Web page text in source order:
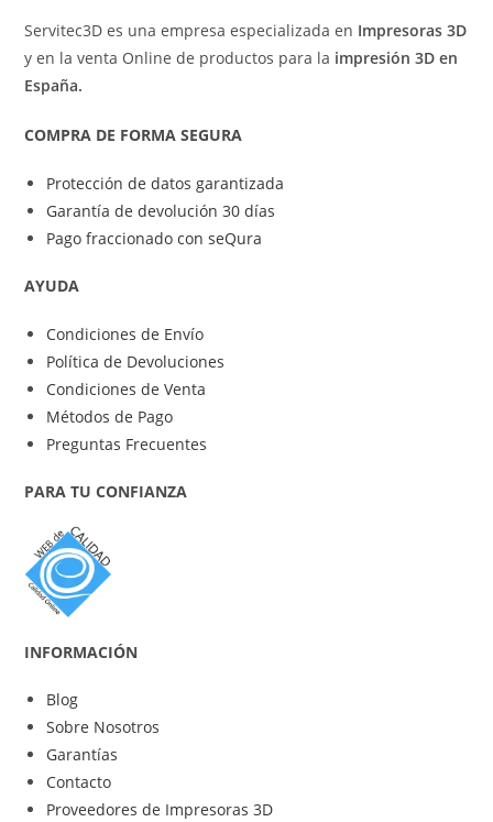
Servitec3D es una empresa especializada en Impresoras 3D
y en la venta Online de productos para la impresión 3D en
España.
COMPRA DE FORMA SEGURA
Protección de datos garantizada
Garantía de devolución 30 días
Pago fraccionado con seQura
AYUDA
Condiciones de Envío
Política de Devoluciones
Condiciones de Venta
Métodos de Pago
Preguntas Frecuentes
PARA TU CONFIANZA
INFORMACIÓN
Blog
Sobre Nosotros
Garantías
Contacto
Proveedores de Impresoras 3D